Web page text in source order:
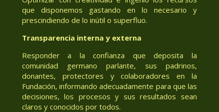
que disponemos gastando en lo necesario y
prescindiendo de lo inútil o superfluo.
Transparencia interna y externa
Responder a la confianza que deposita la
comunidad germano parlante, sus padrinos,
donantes, protectores y colaboradores en la
Fundación, informando adecuadamente para que las
decisiones, los procesos y sus resultados sean
claros y conocidos por todos.